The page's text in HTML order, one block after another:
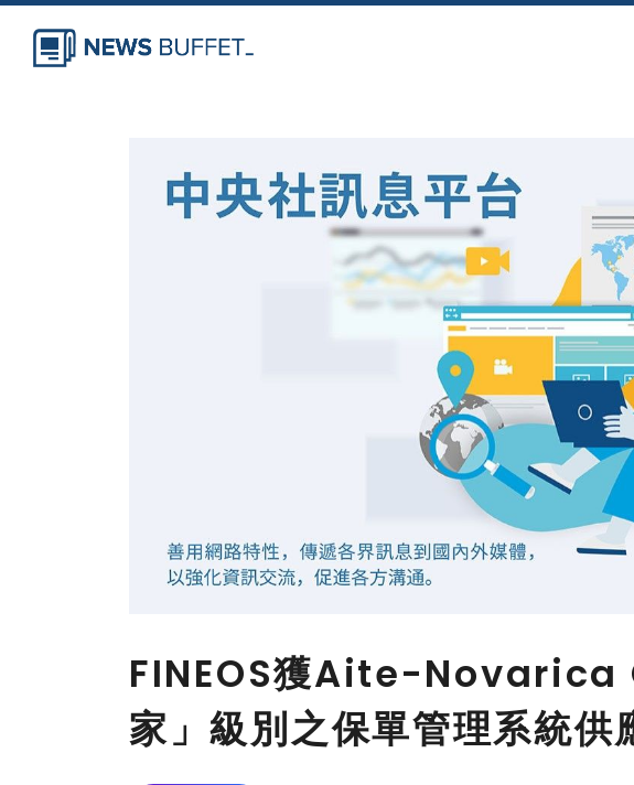
FINEOS獲Aite-Novarica
家」級別之保單管理系統供